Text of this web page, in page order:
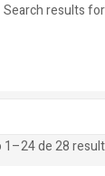
Search results
de 28